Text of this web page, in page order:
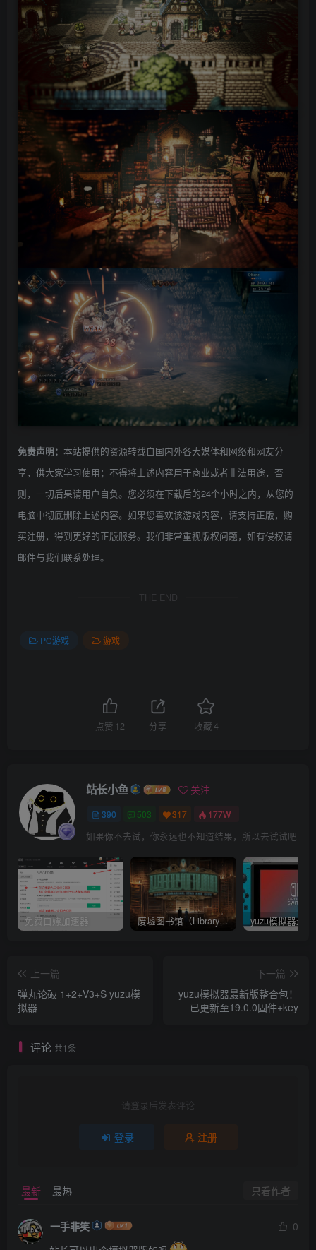
免责声明： 本站提供的资源转载自国内外各大媒体和网络和网友分
享，供大家学习使用；不得将上述内容用于商业或者非法用途，否
则，一切后果请用户自负。您必须在下载后的24个小时之内，从您的
电脑中彻底删除上述内容。如果您喜欢该游戏内容，请支持正版，购
买注册，得到更好的正版服务。我们非常重视版权问题，如有侵权请
邮件与我们联系处理。
THE END
PC游戏 游戏
点赞 12 分享 收藏4
站长小鱼 关注
390 503 317 177W+
如果你不去试，你永远也不知道结果，所以去试试吧
免费白嫖加速器 废墟图书馆（Library Of Ruina）v1.1.0.6a13 官中 附yuzu模拟器 本体+1.0.3升补
上一篇
弹丸论破 1+2+V3+S yuzu模
拟器
下一篇
yuzu模拟器最新版整合包！
已更新至19.0.0固件+key
评论 共1条
请登录后发表评论
登录 注册
最新 最热 只看作者
一手非笑
0